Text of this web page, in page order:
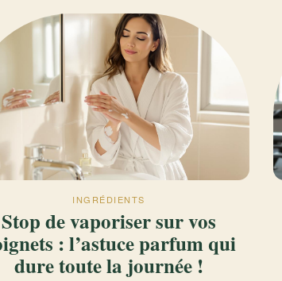
INGRÉDIENTS
Stop de vaporiser sur vos
: l’astuce parfum qui
dure toute la journée !